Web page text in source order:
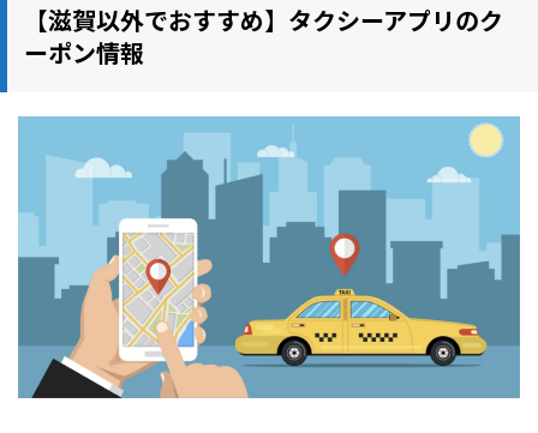
【滋賀以外でおすすめ】タクシーアプリのク
ーポン情報